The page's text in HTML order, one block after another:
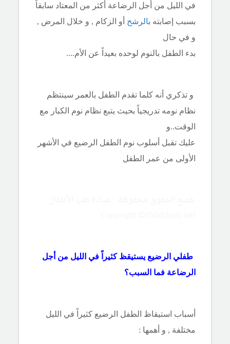
في الليل من أجل الرضاعة أكثر من المعتاد سابقاً
بسبب إصابته بالرشح أو الزكام , و خلال المرض ,
و في حال
بدء الطفل بالنوم لوحده بعيداً عن الأم....
و تذكري أنه كلما تقدم الطفل بالعمر سينتظم
نظام نومه تدريجياً بحيث يتبع نظام نوم الكبار مع
الوقت..و
عليك تقبل أسلوب نوم الطفل الرضيع في الأشهر
الأولى من عمر الطفل
طفلي الرضيع يستيقظ كثيراً في الليل من أجل
الرضاعة فما السبب؟
أسباب استيقاظ الطفل الرضيع كثيراً في الليل
مختلفة , و أهمها :